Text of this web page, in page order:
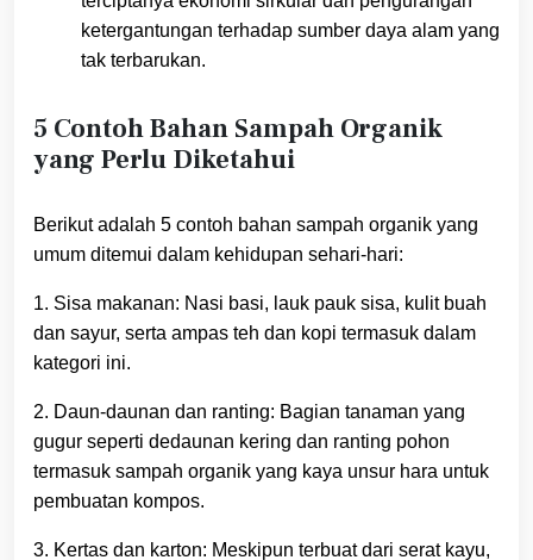
ketergantungan terhadap sumber daya alam yang
tak terbarukan.
5 Contoh Bahan Sampah Organik
yang Perlu Diketahui
Berikut adalah 5 contoh bahan sampah organik yang
umum ditemui dalam kehidupan sehari-hari:
1. Sisa makanan: Nasi basi, lauk pauk sisa, kulit buah
dan sayur, serta ampas teh dan kopi termasuk dalam
kategori ini.
2. Daun-daunan dan ranting: Bagian tanaman yang
gugur seperti dedaunan kering dan ranting pohon
termasuk sampah organik yang kaya unsur hara untuk
pembuatan kompos.
3. Kertas dan karton: Meskipun terbuat dari serat kayu,